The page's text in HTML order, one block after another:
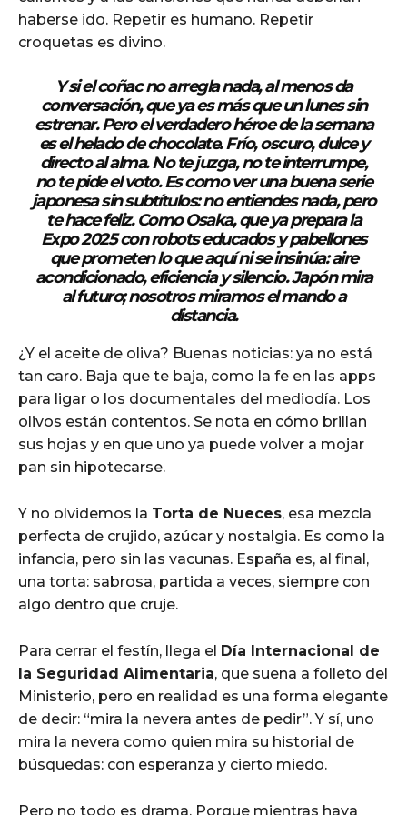
haberse ido. Repetir es humano. Repetir
croquetas es divino.
Y si el coñac no arregla nada, al menos da
conversación, que ya es más que un lunes sin
estrenar. Pero el verdadero héroe de la semana
es el helado de chocolate. Frío, oscuro, dulce y
directo al alma. No te juzga, no te interrumpe,
no te pide el voto. Es como ver una buena serie
japonesa sin subtítulos: no entiendes nada, pero
te hace feliz. Como Osaka, que ya prepara la
Expo 2025 con robots educados y pabellones
que prometen lo que aquí ni se insinúa: aire
acondicionado, eficiencia y silencio. Japón mira
al futuro; nosotros miramos el mando a
distancia.
¿Y el aceite de oliva? Buenas noticias: ya no está
tan caro. Baja que te baja, como la fe en las apps
para ligar o los documentales del mediodía. Los
olivos están contentos. Se nota en cómo brillan
sus hojas y en que uno ya puede volver a mojar
pan sin hipotecarse.
Y no olvidemos la Torta de Nueces, esa mezcla
perfecta de crujido, azúcar y nostalgia. Es como la
infancia, pero sin las vacunas. España es, al final,
una torta: sabrosa, partida a veces, siempre con
algo dentro que cruje.
Para cerrar el festín, llega el Día Internacional de
la Seguridad Alimentaria, que suena a folleto del
Ministerio, pero en realidad es una forma elegante
de decir: “mira la nevera antes de pedir”. Y sí, uno
mira la nevera como quien mira su historial de
búsquedas: con esperanza y cierto miedo.
Pero no todo es drama. Porque mientras haya